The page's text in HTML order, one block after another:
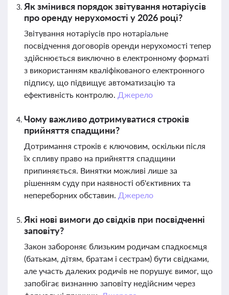
Як змінився порядок звітування нотаріусів
про оренду нерухомості у 2026 році?
Звітування нотаріусів про нотаріальне
посвідчення договорів оренди нерухомості тепер
здійснюється виключно в електронному форматі
з використанням кваліфікованого електронного
підпису, що підвищує автоматизацію та
ефективність контролю. Джерело
Чому важливо дотримуватися строків
прийняття спадщини?
Дотримання строків є ключовим, оскільки після
їх спливу право на прийняття спадщини
припиняється. Винятки можливі лише за
рішенням суду при наявності об'єктивних та
непереборних обставин. Джерело
Які нові вимоги до свідків при посвідченні
заповіту?
Закон забороняє близьким родичам спадкоємця
(батькам, дітям, братам і сестрам) бути свідками,
але участь далеких родичів не порушує вимог, що
запобігає визнанню заповіту недійсним через